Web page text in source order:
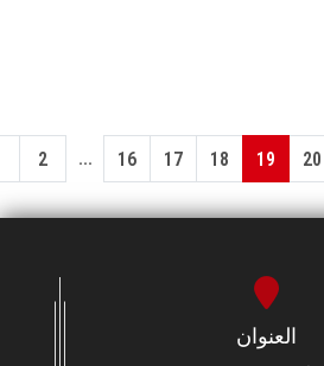
2 ... 16 17 18 19 20
العنوان